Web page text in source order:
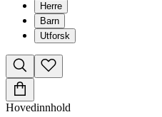
Herre
Barn
Utforsk
Hovedinnhold